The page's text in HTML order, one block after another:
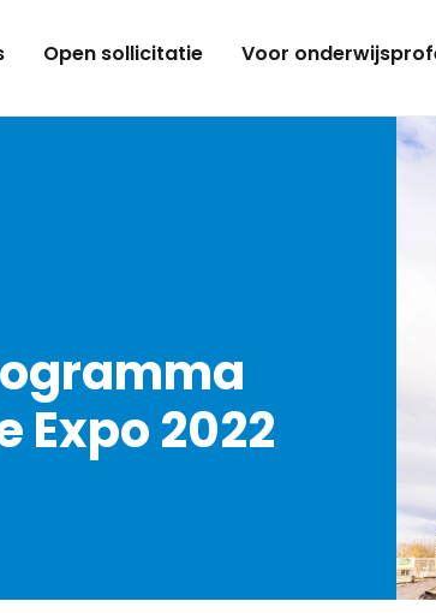
Open sollicitatie Voor
Expo 2022